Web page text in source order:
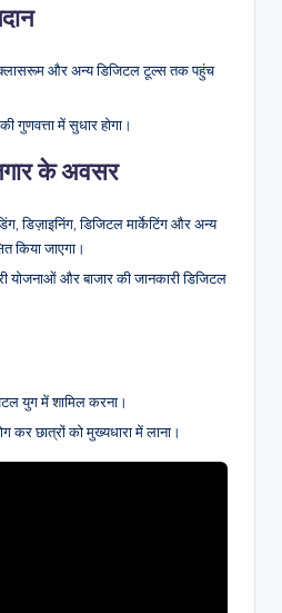
और अन्य डिजिटल टूल्स तक पहुंच
की गुणवत्ता में सुधार होगा।
के अवसर
डिज़ाइनिंग, डिजिटल मार्केटिंग और अन्य
किया जाएगा।
योजनाओं और बाजार की जानकारी डिजिटल
युग में शामिल करना।
कर छात्रों को मुख्यधारा में लाना।